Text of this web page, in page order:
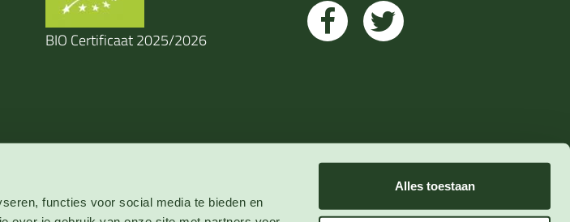
functies voor social media te bieden en
Alles toestaan
BIO Certificaat 2025/2026